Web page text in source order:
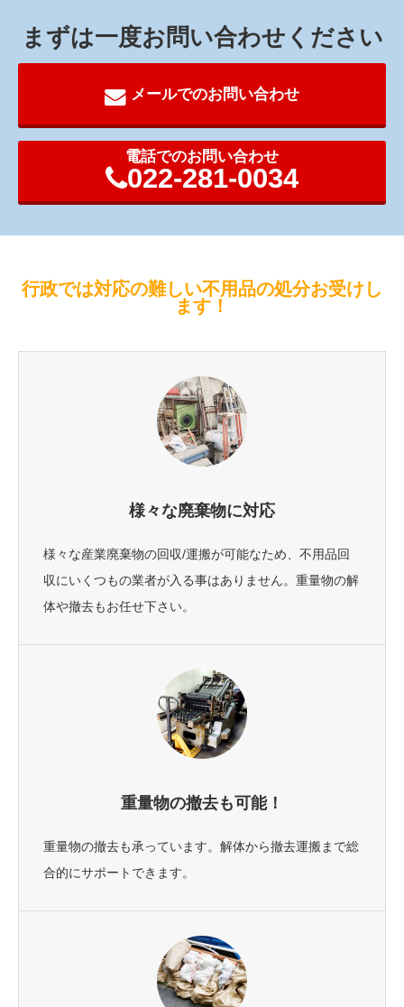
まずは一度お問い合わせください
メールでのお問い合わせ
電話でのお問い合わせ
022-281-0034
行政では対応の難しい不用品の処分お受けし
ます！
様々な廃棄物に対応
様々な産業廃棄物の回収/運搬が可能なため、不用品回
収にいくつもの業者が入る事はありません。重量物の解
体や撤去もお任せ下さい。
重量物の撤去も可能！
重量物の撤去も承っています。解体から撤去運搬まで総
合的にサポートできます。